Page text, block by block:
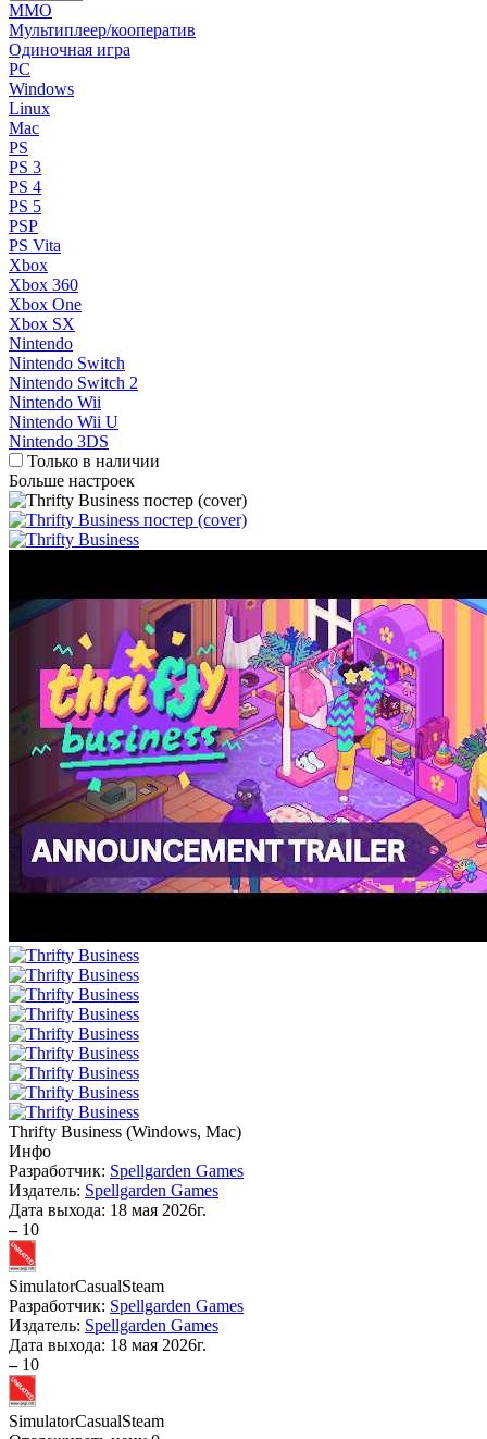
MMO
Мультиплеер/кооператив
Одиночная игра
PC
Windows
Linux
Mac
PS
PS 3
PS 4
PS 5
PSP
PS Vita
Xbox
Xbox 360
Xbox One
Xbox SX
Nintendo
Nintendo Switch
Nintendo Switch 2
Nintendo Wii
Nintendo Wii U
Nintendo 3DS
Только в наличии
Больше настроек
Thrifty Business (Windows, Mac)
Инфо
Разработчик: Spellgarden Games
Издатель: Spellgarden Games
Дата выхода: 18 мая 2026г.
– 10
SimulatorCasualSteam
Разработчик: Spellgarden Games
Издатель: Spellgarden Games
Дата выхода: 18 мая 2026г.
– 10
SimulatorCasualSteam